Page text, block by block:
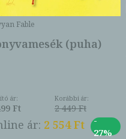
Fable
(puha)
ár:
Ft
Korábbi ár:
2 449 Ft
ár: 2 554 Ft
-
27%